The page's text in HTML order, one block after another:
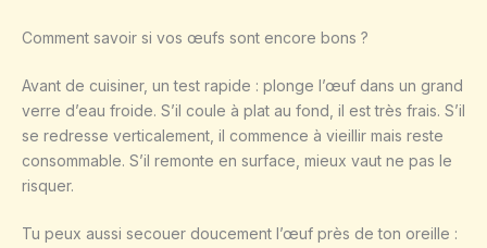
Comment savoir si vos œufs sont encore bons ?
Avant de cuisiner, un test rapide : plonge l’œuf dans un grand
verre d’eau froide. S’il coule à plat au fond, il est très frais. S’il
se redresse verticalement, il commence à vieillir mais reste
consommable. S’il remonte en surface, mieux vaut ne pas le
risquer.
Tu peux aussi secouer doucement l’œuf près de ton oreille :